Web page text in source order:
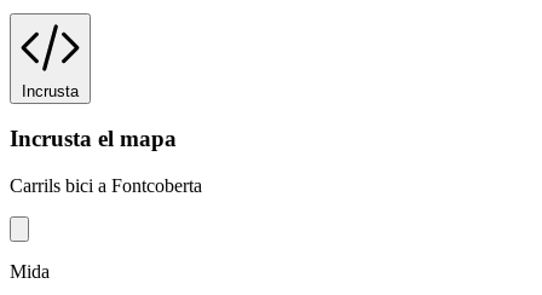
Incrusta
Incrusta el mapa
Carrils bici a Fontcoberta
Mida